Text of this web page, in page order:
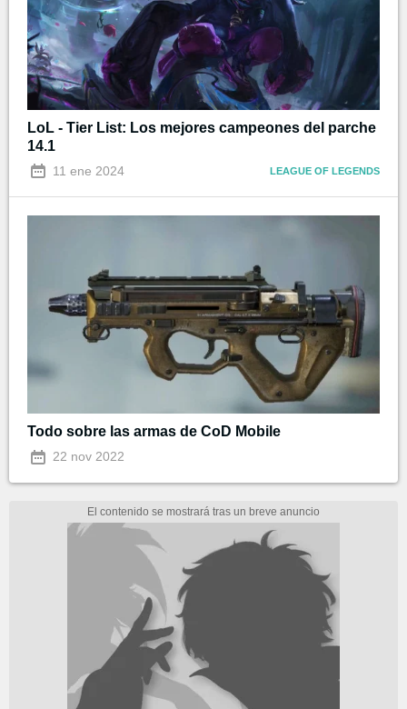
LoL - Tier List: Los mejores campeones del parche
14.1
11 ene 2024 LEAGUE OF LEGENDS
Todo sobre las armas de CoD Mobile
22 nov 2022